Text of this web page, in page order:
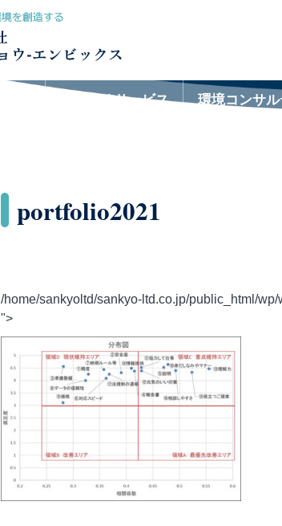
おすすめサービス 環境コンサ
portfolio2021
/home/sankyoltd/sankyo-ltd.co.jp/public_html/
">